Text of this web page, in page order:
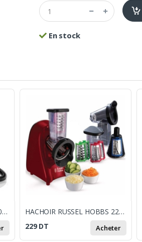
En stock
ASPIRATEUR HISENSE VC2302GALRCY ROUGE
HACHOIR RUSSEL HOBBS 22280 SLICE & GO DESIRE - ROUGE
229 DT Acheter